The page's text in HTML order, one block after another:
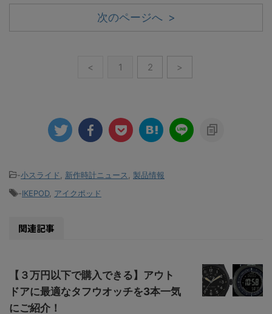
次のページへ >
< 1 2 >
-小スライド, 新作時計ニュース, 製品情報
-IKEPOD, アイクポッド
関連記事
【３万円以下で購入できる】アウト
ドアに最適なタフウオッチを3本一気
にご紹介！